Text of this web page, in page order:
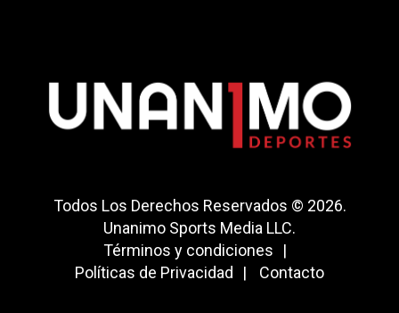
Todos Los Derechos Reservados © 2026.
Unanimo Sports Media LLC.
Términos y condiciones
Políticas de Privacidad
Contacto